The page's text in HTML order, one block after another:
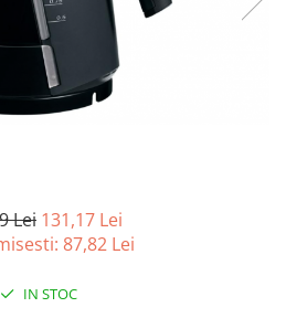
usi
Lei 131,17 Lei
87,82 Lei
IN STOC